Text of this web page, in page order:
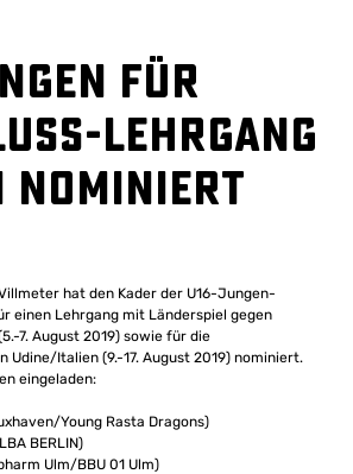
für
Lehrgang
nominiert
hat den Kader der U16-Jungen-
einen Lehrgang mit Länderspiel gegen
7. August 2019) sowie für die
Udine/Italien (9.-17. August 2019) nominiert.
eingeladen:
Young Rasta Dragons)
BERLIN)
Ulm/BBU 01 Ulm)